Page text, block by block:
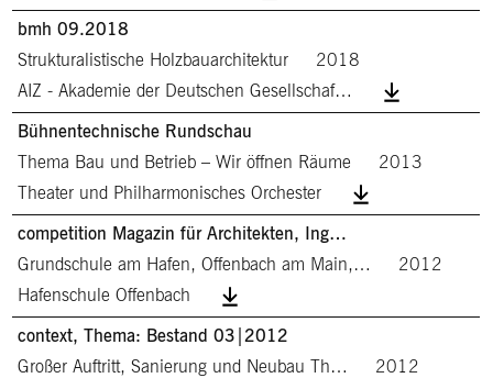
bmh 09.2018
Strukturalistische Holzbauarchitektur
2018
AIZ - Akademie der Deutschen Gesellschaf…
Bühnentechnische Rundschau
Thema Bau und Betrieb – Wir öffnen Räume
2013
Theater und Philharmonisches Orchester
competition Magazin für Architekten, Ing…
Grundschule am Hafen, Offenbach am Main,…
2012
Hafenschule Offenbach
context, Thema: Bestand 03|2012
Großer Auftritt, Sanierung und Neubau Th…
2012